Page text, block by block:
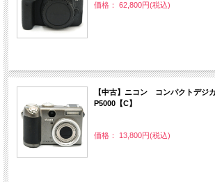
価格： 62,800円(税込)
【中古】ニコン コンパクトデジ
P5000【C】
価格： 13,800円(税込)